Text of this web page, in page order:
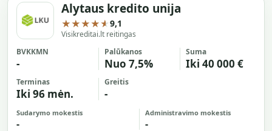
Alytaus kredito unija
★★★★★9,1
Visikreditai.lt reitingas
BVKKMN
-
Palūkanos
Nuo 7,5%
Suma
Iki 40 000 €
Terminas
Iki 96 mėn.
Greitis
-
Sudarymo mokestis
-
Administravimo mokestis
-